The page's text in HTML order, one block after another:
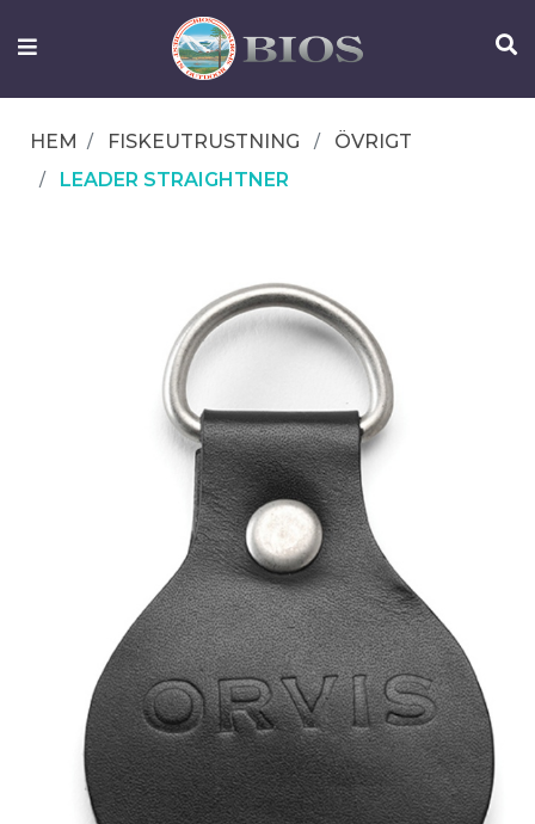
FISKEUTRUSTNING
OM
IFISH
HEM FISKEUTRUSTNING
ÖVRIGT
LEADER STRAIGHTNER